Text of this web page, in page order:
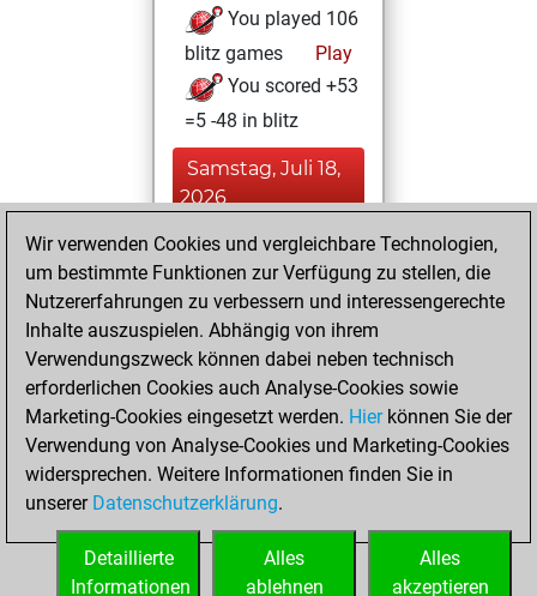
You played 106
blitz games
Play
You scored +53
=5 -48 in blitz
Samstag, Juli 18,
2026
You played 294
bullet games
Play
+140 =8 -146 in
bullet
Mittwoch, Mai 17,
2023
You created
your Fritz account
Wir verwenden Cookies und vergleichbare Technologien,
um bestimmte Funktionen zur Verfügung zu stellen, die
Nutzererfahrungen zu verbessern und interessengerechte
Inhalte auszuspielen. Abhängig von ihrem
Verwendungszweck können dabei neben technisch
erforderlichen Cookies auch Analyse-Cookies sowie
Marketing-Cookies eingesetzt werden. Hierkönnen Sie der
Verwendung von Analyse-Cookies und Marketing-Cookies
widersprechen. Weitere Informationen finden Sie in
unserer Datenschutzerklärung.
Alles
akzeptieren
Alles
ablehnen
Detaillierte
Informationen